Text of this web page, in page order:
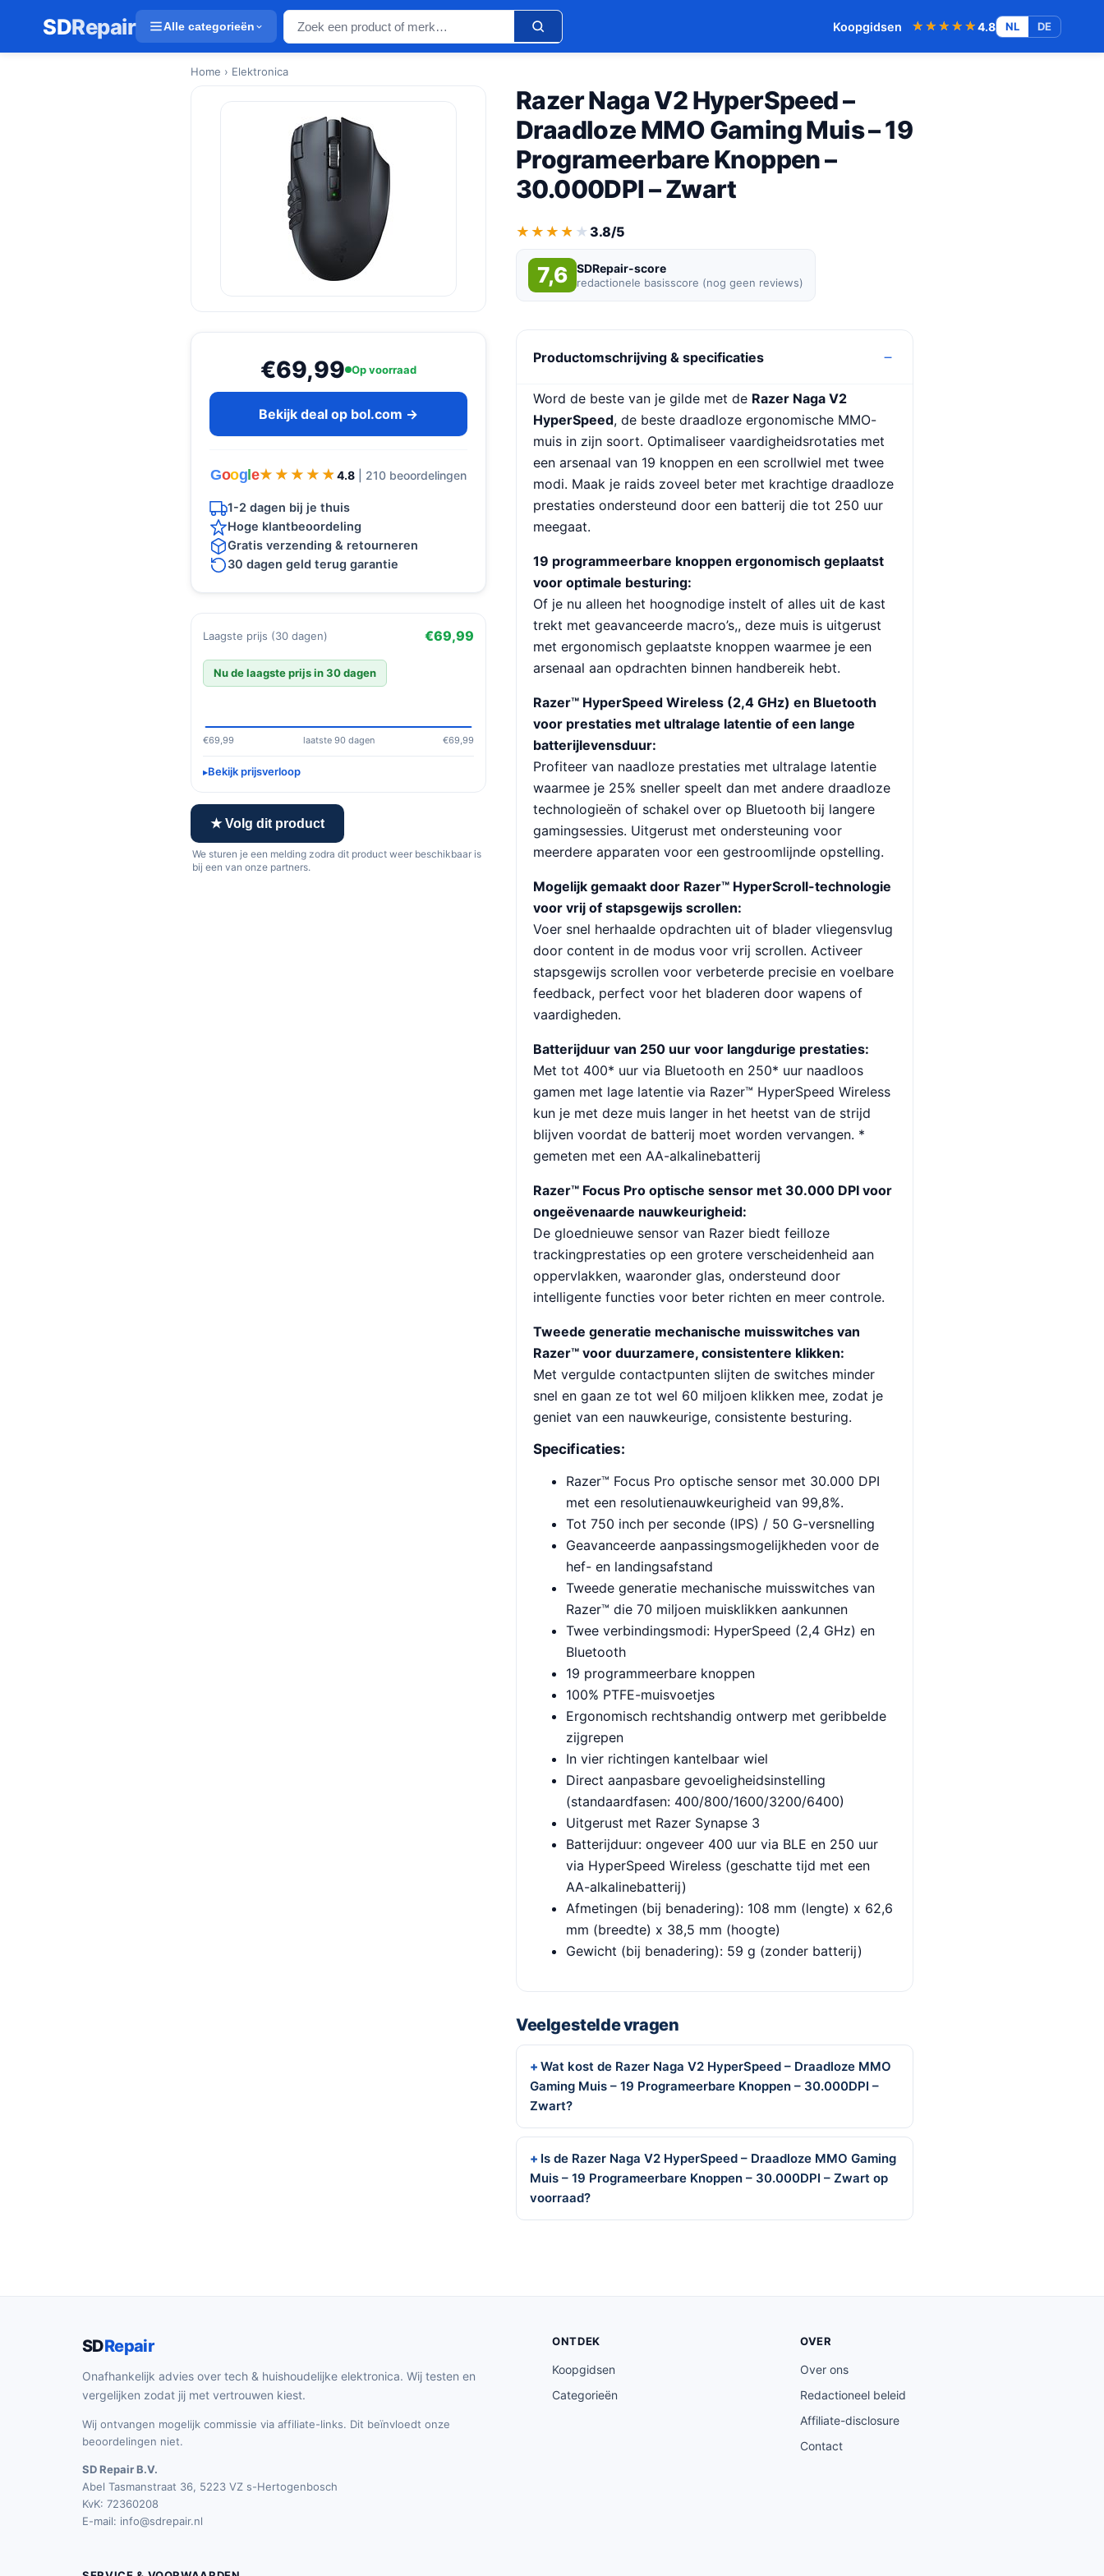
SDRepair Alle categorieën Koopgidsen ★★★★★
★★★★★4.8 NL DE
Home › Elektronica
€69,99 Op voorraad
Bekijk deal op bol.com →
Goog e★★★★★
★★★★★ 4.8 | 210 beoordelingen
1-2 dagen bij je thuis
Hoge klantbeoordeling
Gratis verzending & retourneren
30 dagen geld terug garantie
Laagste prijs (30 dagen) €69,99
Nu de laagste prijs in 30 dagen
€69,99 laatste 90 dagen €69,99
Bekijk prijsverloop
★ Volg dit product
We sturen je een melding zodra dit product weer beschikbaar is
bij een van onze partners.
Razer Naga V2 HyperSpeed –
Draadloze MMO Gaming Muis – 19
Programeerbare Knoppen –
30.000DPI – Zwart
★★★★★
★★★★★ 3.8/5
7,6 SDRepair-score
redactionele basisscore (nog geen reviews)
Productomschrijving & specificaties
Word de beste van je gilde met de Razer Naga V2
HyperSpeed, de beste draadloze ergonomische MMO-
muis in zijn soort. Optimaliseer vaardigheidsrotaties met
een arsenaal van 19 knoppen en een scrollwiel met twee
modi. Maak je raids zoveel beter met krachtige draadloze
prestaties ondersteund door een batterij die tot 250 uur
meegaat.
19 programmeerbare knoppen ergonomisch geplaatst
voor optimale besturing:
Of je nu alleen het hoognodige instelt of alles uit de kast
trekt met geavanceerde macro’s,, deze muis is uitgerust
met ergonomisch geplaatste knoppen waarmee je een
arsenaal aan opdrachten binnen handbereik hebt.
Razer™ HyperSpeed Wireless (2,4 GHz) en Bluetooth
voor prestaties met ultralage latentie of een lange
batterijlevensduur:
Profiteer van naadloze prestaties met ultralage latentie
waarmee je 25% sneller speelt dan met andere draadloze
technologieën of schakel over op Bluetooth bij langere
gamingsessies. Uitgerust met ondersteuning voor
meerdere apparaten voor een gestroomlijnde opstelling.
Mogelijk gemaakt door Razer™ HyperScroll-technologie
voor vrij of stapsgewijs scrollen:
Voer snel herhaalde opdrachten uit of blader vliegensvlug
door content in de modus voor vrij scrollen. Activeer
stapsgewijs scrollen voor verbeterde precisie en voelbare
feedback, perfect voor het bladeren door wapens of
vaardigheden.
Batterijduur van 250 uur voor langdurige prestaties:
Met tot 400* uur via Bluetooth en 250* uur naadloos
gamen met lage latentie via Razer™ HyperSpeed Wireless
kun je met deze muis langer in het heetst van de strijd
blijven voordat de batterij moet worden vervangen. *
gemeten met een AA-alkalinebatterij
Razer™ Focus Pro optische sensor met 30.000 DPI voor
ongeëvenaarde nauwkeurigheid:
De gloednieuwe sensor van Razer biedt feilloze
trackingprestaties op een grotere verscheidenheid aan
oppervlakken, waaronder glas, ondersteund door
intelligente functies voor beter richten en meer controle.
Tweede generatie mechanische muisswitches van
Razer™ voor duurzamere, consistentere klikken:
Met vergulde contactpunten slijten de switches minder
snel en gaan ze tot wel 60 miljoen klikken mee, zodat je
geniet van een nauwkeurige, consistente besturing.
Specificaties:
Razer™ Focus Pro optische sensor met 30.000 DPI
met een resolutienauwkeurigheid van 99,8%.
Tot 750 inch per seconde (IPS) / 50 G-versnelling
Geavanceerde aanpassingsmogelijkheden voor de
hef- en landingsafstand
Tweede generatie mechanische muisswitches van
Razer™ die 70 miljoen muisklikken aankunnen
Twee verbindingsmodi: HyperSpeed (2,4 GHz) en
Bluetooth
19 programmeerbare knoppen
100% PTFE-muisvoetjes
Ergonomisch rechtshandig ontwerp met geribbelde
zijgrepen
In vier richtingen kantelbaar wiel
Direct aanpasbare gevoeligheidsinstelling
(standaardfasen: 400/800/1600/3200/6400)
Uitgerust met Razer Synapse 3
Batterijduur: ongeveer 400 uur via BLE en 250 uur
via HyperSpeed Wireless (geschatte tijd met een
AA-alkalinebatterij)
Afmetingen (bij benadering): 108 mm (lengte) x 62,6
mm (breedte) x 38,5 mm (hoogte)
Gewicht (bij benadering): 59 g (zonder batterij)
Veelgestelde vragen
Wat kost de Razer Naga V2 HyperSpeed – Draadloze MMO
Gaming Muis – 19 Programeerbare Knoppen – 30.000DPI –
Zwart?
Is de Razer Naga V2 HyperSpeed – Draadloze MMO Gaming
Muis – 19 Programeerbare Knoppen – 30.000DPI – Zwart op
voorraad?
SDRepair
Onafhankelijk advies over tech & huishoudelijke elektronica. Wij testen en
vergelijken zodat jij met vertrouwen kiest.
Wij ontvangen mogelijk commissie via affiliate-links. Dit beïnvloedt onze
beoordelingen niet.
SD Repair B.V.
Abel Tasmanstraat 36, 5223 VZ s-Hertogenbosch
KvK: 72360208
E-mail: info@sdrepair.nl
ONTDEK
Koopgidsen
Categorieën
OVER
Over ons
Redactioneel beleid
Affiliate-disclosure
Contact